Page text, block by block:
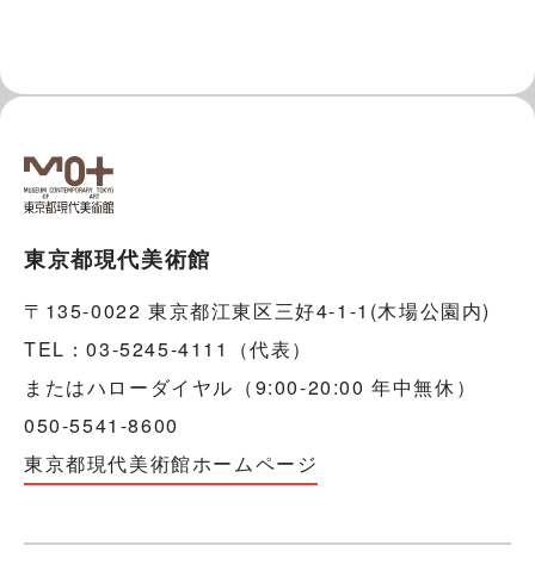
東京都現代美術館
〒135-0022 東京都江東区三好4-1-1(木場公園内)
TEL：03-5245-4111（代表）
またはハローダイヤル（9:00-20:00 年中無休）
050-5541-8600
東京都現代美術館ホームページ